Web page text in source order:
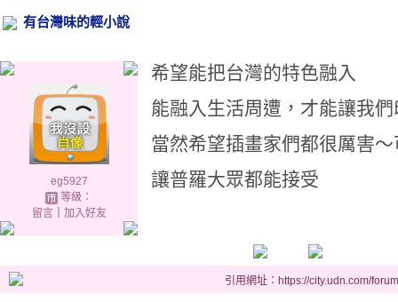
有台灣味的輕小說
eg5927
等級：
留言｜ 加入好友
希望能把台灣的特色融入
能融入生活周遭，才能讓我
當然希望插畫家們都很厲害
讓普羅大眾都能接受
引用網址：https://city.udn.com/